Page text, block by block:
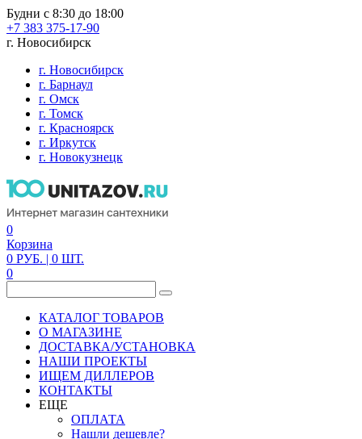
Будни с 8:30 до 18:00
+7 383 375-17-90
г. Новосибирск
г. Новосибирск
г. Барнаул
г. Омск
г. Томск
г. Красноярск
г. Иркутск
г. Новокузнецк
0
Корзина
0 РУБ. | 0 ШТ.
0
КАТАЛОГ ТОВАРОВ
О МАГАЗИНЕ
ДОСТАВКА/УСТАНОВКА
НАШИ ПРОЕКТЫ
ИЩЕМ ДИЛЛЕРОВ
КОНТАКТЫ
ЕЩЕ
ОПЛАТА
Нашли дешевле?